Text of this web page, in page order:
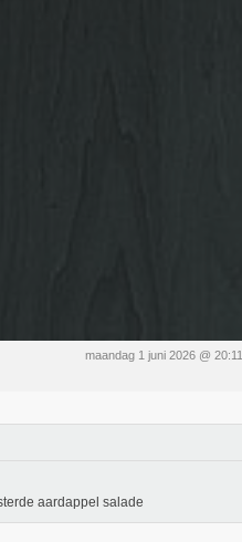
maandag 1 juni 2026 @ 20:11
aardappel salade